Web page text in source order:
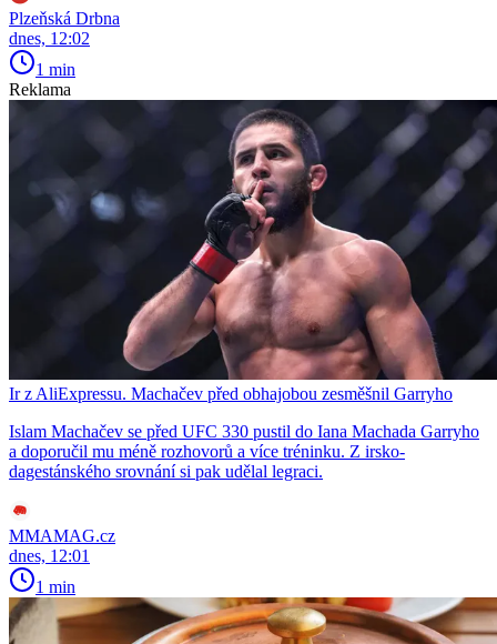
Plzeňská Drbna
dnes, 12:02
1 min
Reklama
Ir z AliExpressu. Machačev před obhajobou zesměšnil Garryho
Islam Machačev se před UFC 330 pustil do Iana Machada Garryho
a doporučil mu méně rozhovorů a více tréninku. Z irsko-
dagestánského srovnání si pak udělal legraci.
MMAMAG.cz
dnes, 12:01
1 min